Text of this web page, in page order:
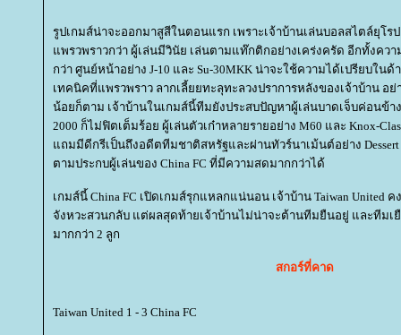
รูปเกมส์น่าจะออกมาสูสีในตอนแรก เพราะเจ้าบ้านเล่นบอลสไตล์ยุโ
พรวพราวกว่า ผู้เล่นมีวินัย เล่นตามแท๊กติกอย่างเคร่งครัด อีกทั้งคว
กว่า ศูนย์หน้าอย่าง J-10 และ Su-30MKK น่าจะใช้ความได้เปรียบใน
เทคนิคที่แพรวพราว ลากเลี้ยยทะลุทะลวงปราการหลังของเจ้าบ้าน อย่
น้อยก็ตาม เจ้าบ้านในเกมส์นี้ทีมยังประสบปัญหาผู้เล่นบาดเจ็บค่อนข้า
2000 ก็ไม่ฟิตเต็มร้อย ผู้เล่นตัวเก๋าหลายรายอย่าง M60 และ Knox-
ถมมีดีกรีเป็นถึงอดีตทีมชาติสหรัฐและผ่านทัวร์นาเม้นต์อย่าง Dessert
ตามประกบผู้เล่นของ China FC ที่มีความสดมากกว่าได้
เกมส์นี้ China FC เปิดเกมส์รุกแหลกแน่นอน เจ้าบ้าน Taiwan United
จังหวะสวนกลับ แต่ผลสุดท้ายเจ้าบ้านไม่น่าจะต้านทีมยืนอยู่ และทีมเ
มากกว่า 2 ลูก
สกอร์ที่คาด
Taiwan United 1 - 3 China FC